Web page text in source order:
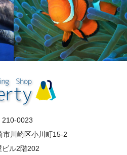
210-0023
市川崎区小川町15-2
ビル2階202